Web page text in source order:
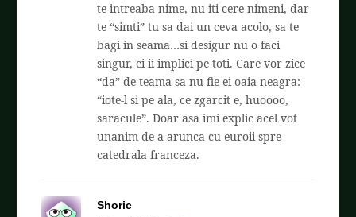
te intreaba nime, nu iti cere nimeni, dar
te “simti” tu sa dai un ceva acolo, sa te
bagi in seama…si desigur nu o faci
singur, ci ii implici pe toti. Care vor zice
“da” de teama sa nu fie ei oaia neagra:
“iote-l si pe ala, ce zgarcit e, huoooo,
saracule”. Doar asa imi explic acel vot
unanim de a arunca cu euroii spre
catedrala franceza.
Shoric